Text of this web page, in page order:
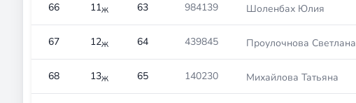
66 11Ж 63 984139 Шоленбах Юлия
67 12Ж 64 439845 Проулочнова Светлана
68 13Ж 65 140230 Михайлова Татьяна